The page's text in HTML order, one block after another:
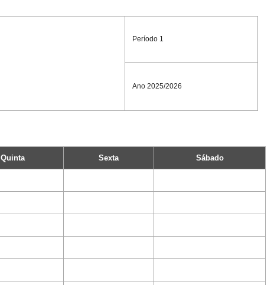
Período 1
Ano 2025/2026
Quinta Sexta Sábado